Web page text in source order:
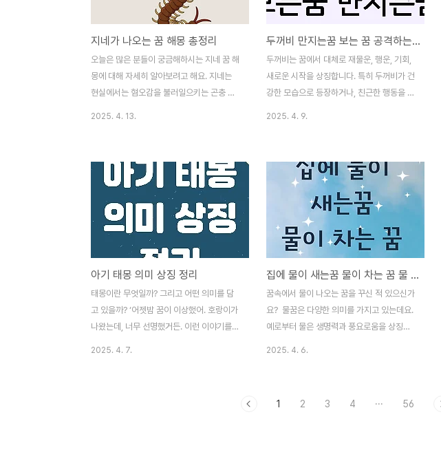
습니다. 재미 삼아 보셔도 좋고, 최근 스트레
스가 많았거나 고민이 깊었다면 한번쯤 자신
을 돌아보는 계기로도 삼아보세요 ◆ 머리카
락 빠지는 꿈의 기본적인 해석 머리카락이 빠
지는 꿈은 일반적으로 부정적인 의미로 해석
됩니다. 이 꿈은 ..
건 속에서 느끼는 무력감, 또는 새로운 변
되는 것이죠. ● 기본 의미: 통제할 수 없는 감
정 꿈속에서 물에 빠졌다는 것은 통제 불가능
한 감정을 의미하는 경우가 많습니다. 특
히 갑작스럽게 빠졌거나, 허우..
지네가 나오는 꿈 해몽 총정리
오늘은 많은 분들이 궁금해하시는 지네 꿈 해
몽에 대해 자세히 알아보려고 해요. 지네는
현실에서는 혐오감을 불러일으키는 곤충 중
해요. 이번 글에서는 지네와 관련된 여러 꿈
의 해석을 사례별로 나누어 알려드릴게요! ◆
지네가 나오는 꿈 전반적인 의미지네는 꿈에
서 주로 스트레스, 건강, 재물, 시기 질투, 또
는 회복의 메시지를 상징해요. 다리가 많은
모습 때문에 '복잡한 문제'나 '얽히고설킨 감
정'을 뜻하기도 하고, 어떤 경우엔 강한 생명
력과 회복력을 의미하기도 합니다. 꿈의 맥락
이 부정적이면 '주의경보', 긍정적 이면 '기회
포착'의 ..
2025. 4. 13.
두꺼비 만지는꿈 보는 꿈 공격하는 꿈해몽
두꺼비는 꿈에서 대체로 재물운, 행운, 기회,
새로운 시작을 상징합니다. 특히 두꺼비가 건
강한 모습으로 등장하거나, 친근한 행동을 하
대해 알려드리도록 할께요. ◆ 좋은 의미로
해석되는 두꺼비 꿈 ● 두꺼비를 만지는 꿈
두꺼비를 손으로 만졌다면, 가까운 시일 내
에 금전적인 이득이 생길 수 있다는 의미입니
다. 특히 예상치 못한 뜻밖의 수입이나, 좋
은 기회가 들어올 수 있는 시기를 암시해
요. 사업을 하시는 분이라면 거래가 성사되거
나 고객이 늘어나는 등 좋은 변화가 있
을 수 있죠. ● 큰 두꺼비를 보는 꿈 크고 건
강해 보이는 두꺼비를 멀..
2025. 4. 9.
아기 태몽 의미 상징 정리
태몽이란 무엇일까? 그리고 어떤 의미를 담
고 있을까? ‘어젯밤 꿈이 이상했어. 호랑이가
나왔는데, 너무 선명했거든. 이런 이야기를
2025. 4. 7.
집에 물이 새는꿈 물이 차는 꿈 물 꿈 해몽
꿈속에서 물이 나오는 꿈을 꾸신 적 있으신가
요? 물꿈은 다양한 의미를 가지고 있는데요.
예로부터 물은 생명력과 풍요로움을 상징하
겠습니다.집에 물이 샌다는 꿈은 대체로 감정
2025. 4. 6.
1 2 3 4 ··· 56